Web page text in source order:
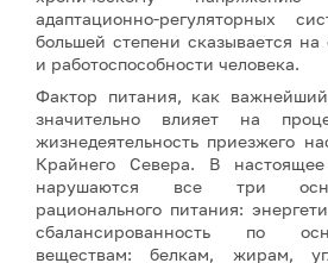
адаптационно-регуляторных
большей степени сказывается на
и работоспособности человека.
Фактор питания, как
значительно влияет на
жизнедеятельность приезжего
Крайнего Севера. В
нарушаются все три
рационального питания:
сбалансированность по
веществам: белкам, жирам,